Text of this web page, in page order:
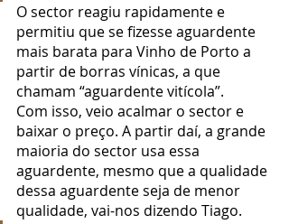
O sector reagiu rapidamente e
permitiu que se fizesse aguardente
mais barata para Vinho de Porto a
partir de borras vínicas, a que
chamam “aguardente vitícola”.
Com isso, veio acalmar o sector e
baixar o preço. A partir daí, a grande
maioria do sector usa essa
aguardente, mesmo que a qualidade
dessa aguardente seja de menor
qualidade, vai-nos dizendo Tiago.